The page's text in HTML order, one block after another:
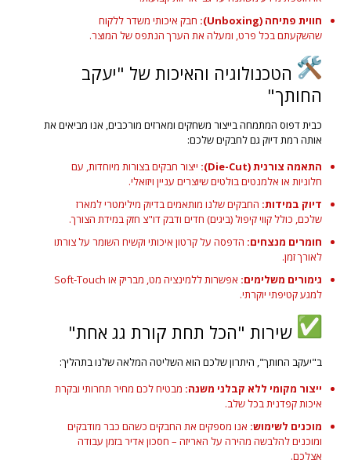
חווית פתיחה (Unboxing):
חבק איכותי משדר ללקוח
שהשקעתם בכל פרט, ומעלה את הערך הנתפס של המוצר.
הטכנולוגיה והאיכות של "יעקב
החותך"
כבית דפוס המתמחה בייצור משחקים ומארזים מורכבים, אנו מביאים את
אותה רמת דיוק גם לחבקים שלכם:
התאמה צורנית (Die-Cut):
ייצור חבקים בצורות מיוחדות, עם
חלוניות או אלמנטים בולטים שיוצרים עניין ויזואלי.
דיוק במידות: החבקים שלנו מותאמים בדיוק מילימטרי למארז
שלכם, כולל קווי קיפול (ביגים) חדים ודבק דו"צ חזק במידת הצורך.
חומרים מנצחים: הדפסה על קרטון איכותי וקשיח השומר על צורתו
לאורך זמן.
גימורים משלימים:
אפשרות ללמינציה מט, מבריק או Soft-Touch
למגע קטיפתי יוקרתי.
שירות "הכל תחת קורת גג אחת"
ב"יעקב החותך", היתרון שלכם הוא השליטה המלאה שלנו בתהליך:
ייצור מקומי ללא קבלני משנה: מבטיח לכם מחיר תחרותי ובקרת
איכות קפדנית בכל שלב.
מוכנים לשימוש: אנו מספקים את החבקים כשהם כבר מודבקים
ומוכנים להלבשה מהירה על האריזה – חסכון אדיר בזמן עבודה
אצלכם.